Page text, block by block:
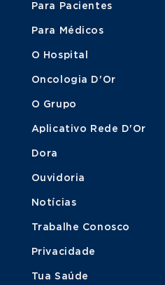
Para Pacientes
Para Médicos
O Hospital
Oncologia D'Or
O Grupo
Aplicativo Rede D'Or
Dora
Ouvidoria
Notícias
Trabalhe Conosco
Privacidade
Tua Saúde